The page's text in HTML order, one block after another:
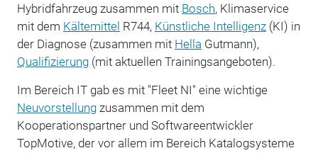
Hybridfahrzeug zusammen mit Bosch, Klimaservice
mit dem Kältemittel R744, Künstliche Intelligenz(KI) in
der Diagnose (zusammen mit Hella Gutmann),
Qualifizierung(mit aktuellen Trainingsangeboten).
Im Bereich IT gab es mit "Fleet NI" eine wichtige
Neuvorstellungzusammen mit dem
Kooperationspartner und Softwareentwickler
TopMotive, der vor allem im Bereich Katalogsysteme